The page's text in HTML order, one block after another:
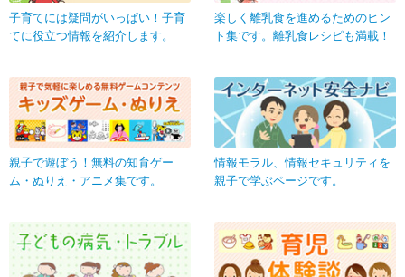
子育てには疑問がいっぱい！子育
てに役立つ情報を紹介します。
楽しく離乳食を進めるためのヒン
ト集です。離乳食レシピも満載！
親子で遊ぼう！無料の知育ゲー
ム・ぬりえ・アニメ集です。
情報モラル、情報セキュリティを
親子で学ぶページです。